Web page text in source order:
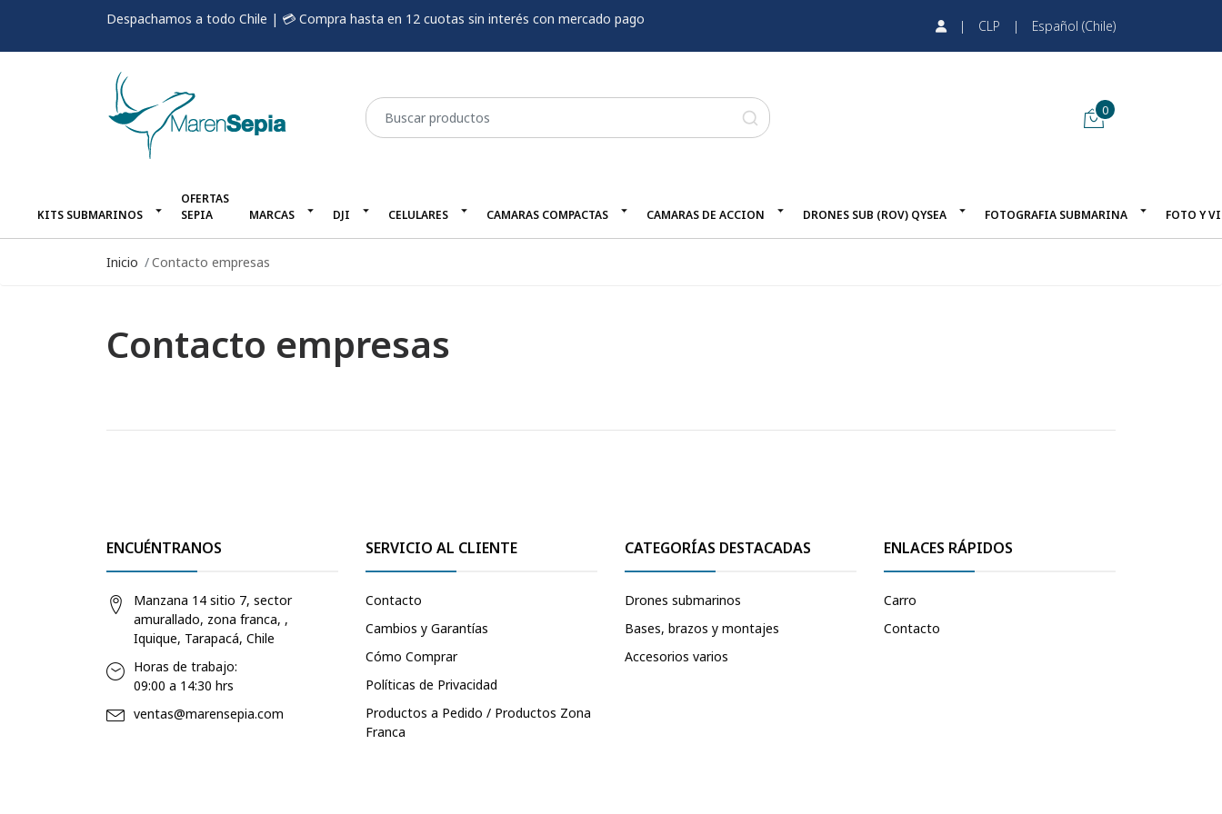
Despachamos a todo Chile | 💳 Compra hasta en 12 cuotas sin interés con mercado pago | CLP | Español (Chile)
0
KITS SUBMARINOS
OFERTAS
SEPIA
MARCAS DJI CELULARES CAMARAS COMPACTAS CAMARAS DE ACCION DRONES SUB (ROV) QYSEA FOTOGRAFIA SUBMARINA FOTO Y
Inicio Contacto empresas
Contacto empresas
ENCUÉNTRANOS
Manzana 14 sitio 7, sector
amurallado, zona franca, ,
Iquique, Tarapacá, Chile
Horas de trabajo:
09:00 a 14:30 hrs
ventas@marensepia.com
SERVICIO AL CLIENTE
Contacto
Cambios y Garantías
Cómo Comprar
Políticas de Privacidad
Productos a Pedido / Productos Zona
Franca
CATEGORÍAS DESTACADAS
Drones submarinos
Bases, brazos y montajes
Accesorios varios
ENLACES RÁPIDOS
Carro
Contacto